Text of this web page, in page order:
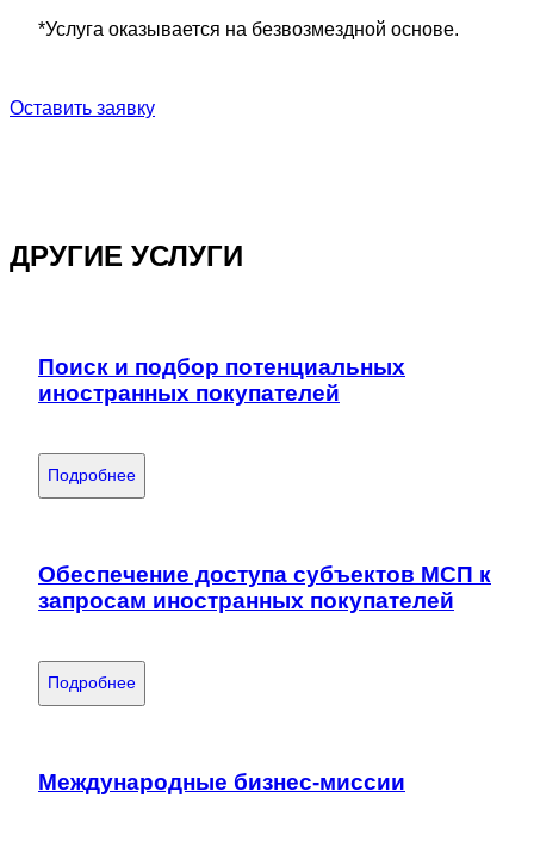
*Услуга оказывается на безвозмездной основе.
Оставить заявку
ДРУГИЕ УСЛУГИ
Поиск и подбор потенциальных
иностранных покупателей
Подробнее
Обеспечение доступа субъектов МСП к
запросам иностранных покупателей
Подробнее
Международные бизнес-миссии